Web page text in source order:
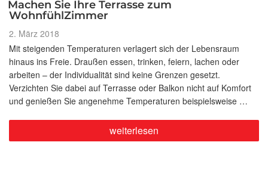
Machen Sie Ihre Terrasse zum
WohnfühlZimmer
Veröffentlicht
am
2. März 2018
Mit steigenden Temperaturen verlagert sich der Lebensraum
hinaus ins Freie. Draußen essen, trinken, feiern, lachen oder
arbeiten – der Individualität sind keine Grenzen gesetzt.
Verzichten Sie dabei auf Terrasse oder Balkon nicht auf Komfort
und genießen Sie angenehme Temperaturen beispielsweise …
„Machen
Sie
weiterlesen